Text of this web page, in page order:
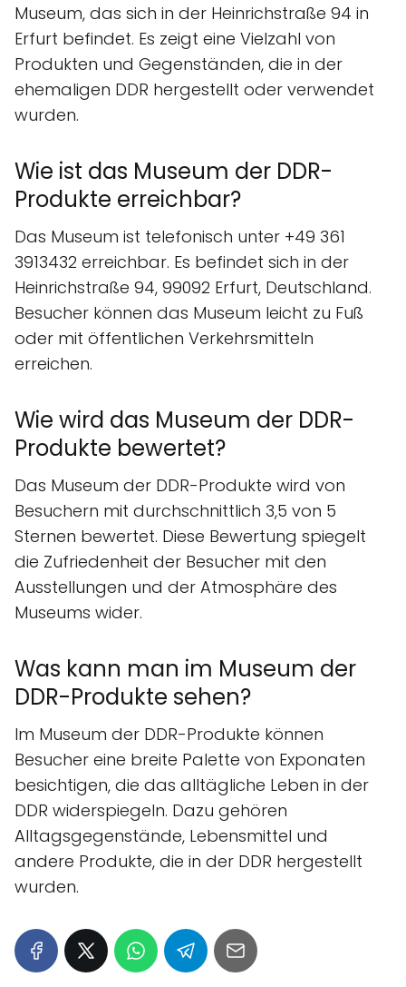
Museum, das sich in der Heinrichstraße 94 in
Erfurt befindet. Es zeigt eine Vielzahl von
Produkten und Gegenständen, die in der
ehemaligen DDR hergestellt oder verwendet
wurden.
Wie ist das Museum der DDR-
Produkte erreichbar?
Das Museum ist telefonisch unter +49 361
3913432 erreichbar. Es befindet sich in der
Heinrichstraße 94, 99092 Erfurt, Deutschland.
Besucher können das Museum leicht zu Fuß
oder mit öffentlichen Verkehrsmitteln
erreichen.
Wie wird das Museum der DDR-
Produkte bewertet?
Das Museum der DDR-Produkte wird von
Besuchern mit durchschnittlich 3,5 von 5
Sternen bewertet. Diese Bewertung spiegelt
die Zufriedenheit der Besucher mit den
Ausstellungen und der Atmosphäre des
Museums wider.
Was kann man im Museum der
DDR-Produkte sehen?
Im Museum der DDR-Produkte können
Besucher eine breite Palette von Exponaten
besichtigen, die das alltägliche Leben in der
DDR widerspiegeln. Dazu gehören
Alltagsgegenstände, Lebensmittel und
andere Produkte, die in der DDR hergestellt
wurden.